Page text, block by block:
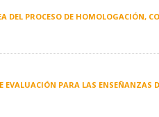
PROCESO DE HOMOLOGACIÓN,
PARA LAS ENSEÑANZAS